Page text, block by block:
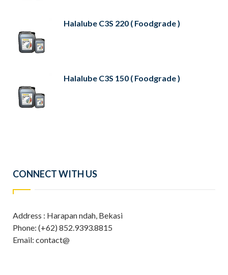
Halalube C3S 220 ( Foodgrade )
Halalube C3S 150 ( Foodgrade )
CONNECT WITH US
Address : Harapan ndah, Bekasi
Phone: (+62) 852.9393.8815
Email: contact@